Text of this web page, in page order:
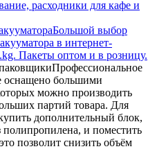
расходники для кафе и
Большой выбор
в интернет-
Пакеты оптом и в розницу.
Профессиональное
оснащено большими
можно производить
партий товара. Для
дополнительный блок,
полипропилена, и поместить
позволит снизить объём